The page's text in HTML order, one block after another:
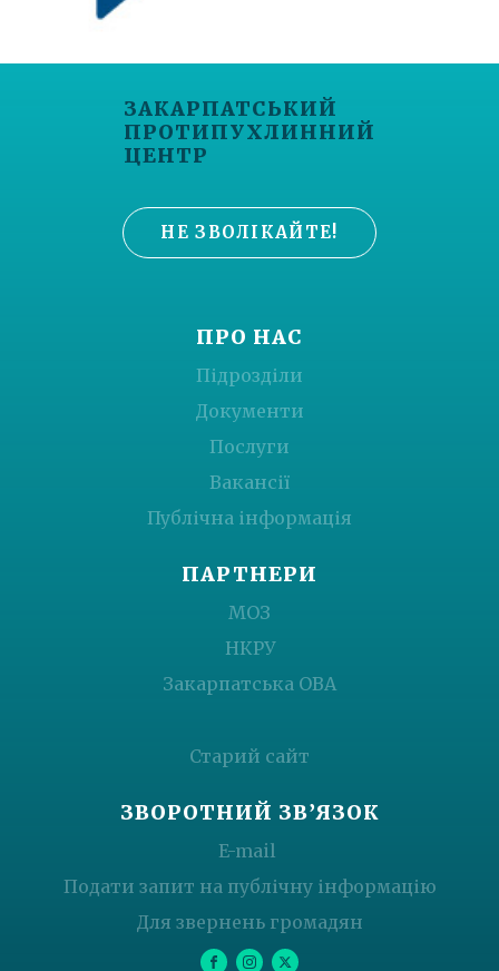
ЗАКАРПАТСЬКИЙ
ПРОТИПУХЛИННИЙ
ЦЕНТР
НЕ ЗВОЛІКАЙТЕ!
ПРО НАС
Підрозділи
Документи
Послуги
Вакансії
Публічна інформація
ПАРТНЕРИ
МОЗ
НКРУ
Закарпатська ОВА
Старий сайт
ЗВОРОТНИЙ ЗВ’ЯЗОК
E-mail
Подати запит на публічну інформацію
Для звернень громадян